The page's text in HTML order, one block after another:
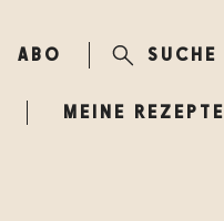
ABO SUCHE
MEINE REZEPTE